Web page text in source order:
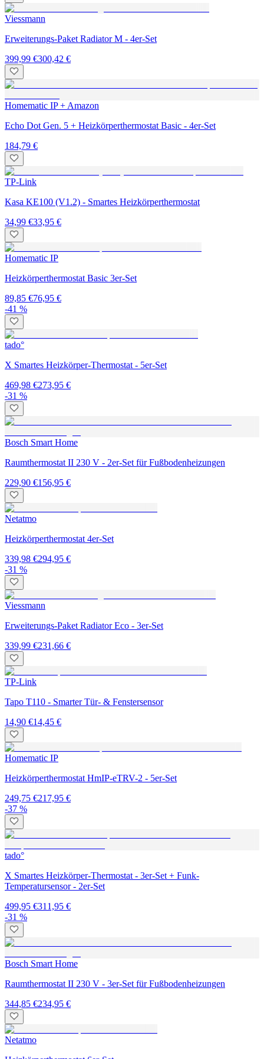
Viessmann
Erweiterungs-Paket Radiator M - 4er-Set
399,99 €300,42 €
Homematic IP + Amazon
Echo Dot Gen. 5 + Heizkörperthermostat Basic - 4er-Set
184,79 €
TP-Link
Kasa KE100 (V1.2) - Smartes Heizkörperthermostat
34,99 €33,95 €
Homematic IP
Heizkörperthermostat Basic 3er-Set
89,85 €76,95 €
-41 %
tado°
X Smartes Heizkörper-Thermostat - 5er-Set
469,98 €273,95 €
-31 %
Bosch Smart Home
Raumthermostat II 230 V - 2er-Set für Fußbodenheizungen
229,90 €156,95 €
Netatmo
Heizkörperthermostat 4er-Set
339,98 €294,95 €
-31 %
Viessmann
Erweiterungs-Paket Radiator Eco - 3er-Set
339,99 €231,66 €
TP-Link
Tapo T110 - Smarter Tür- & Fenstersensor
14,90 €14,45 €
Homematic IP
Heizkörperthermostat HmIP-eTRV-2 - 5er-Set
249,75 €217,95 €
-37 %
tado°
X Smartes Heizkörper-Thermostat - 3er-Set + Funk-
Temperatursensor - 2er-Set
499,95 €311,95 €
-31 %
Bosch Smart Home
Raumthermostat II 230 V - 3er-Set für Fußbodenheizungen
344,85 €234,95 €
Netatmo